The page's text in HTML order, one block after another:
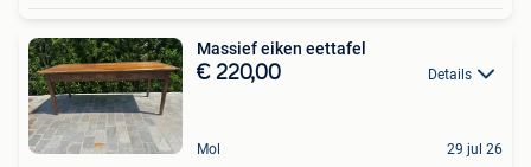
Massief eiken eettafel
€ 220,00 Details
Mol 29 jul 26